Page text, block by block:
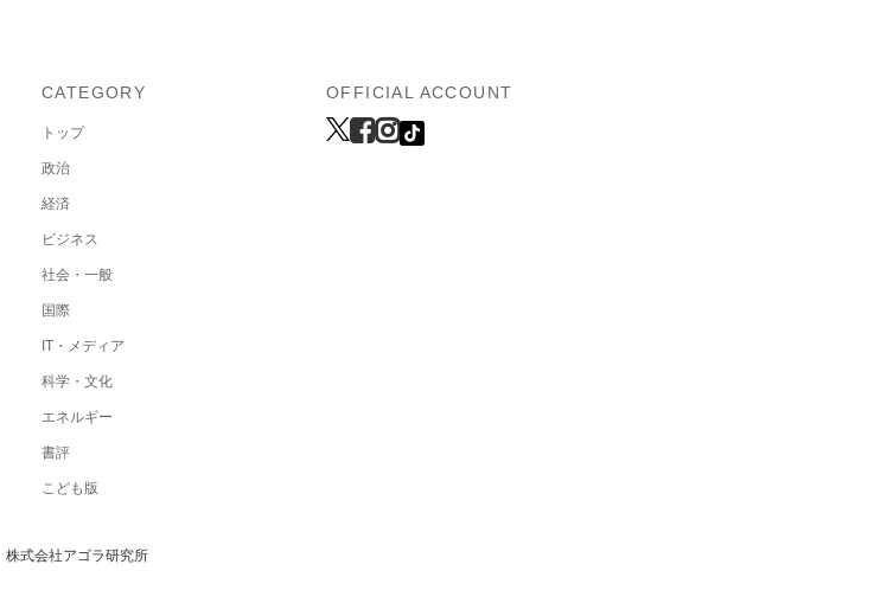
CATEGORY
トップ
政治
経済
ビジネス
社会・一般
国際
IT・メディア
科学・文化
エネルギー
書評
こども版
OFFICIAL ACCOUNT
株式会社アゴラ研究所